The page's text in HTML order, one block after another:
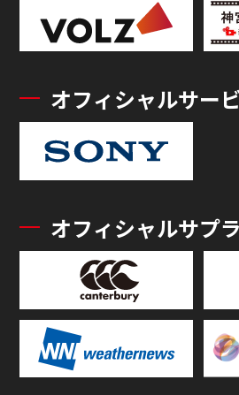
オフィシャルサー
オフィシャルサプ